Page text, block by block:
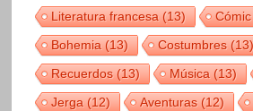
Literatura francesa(13) Cómic
Bohemia(13) Costumbres(13)
Recuerdos(13) Música(13)
Jerga(12) Aventuras(12)